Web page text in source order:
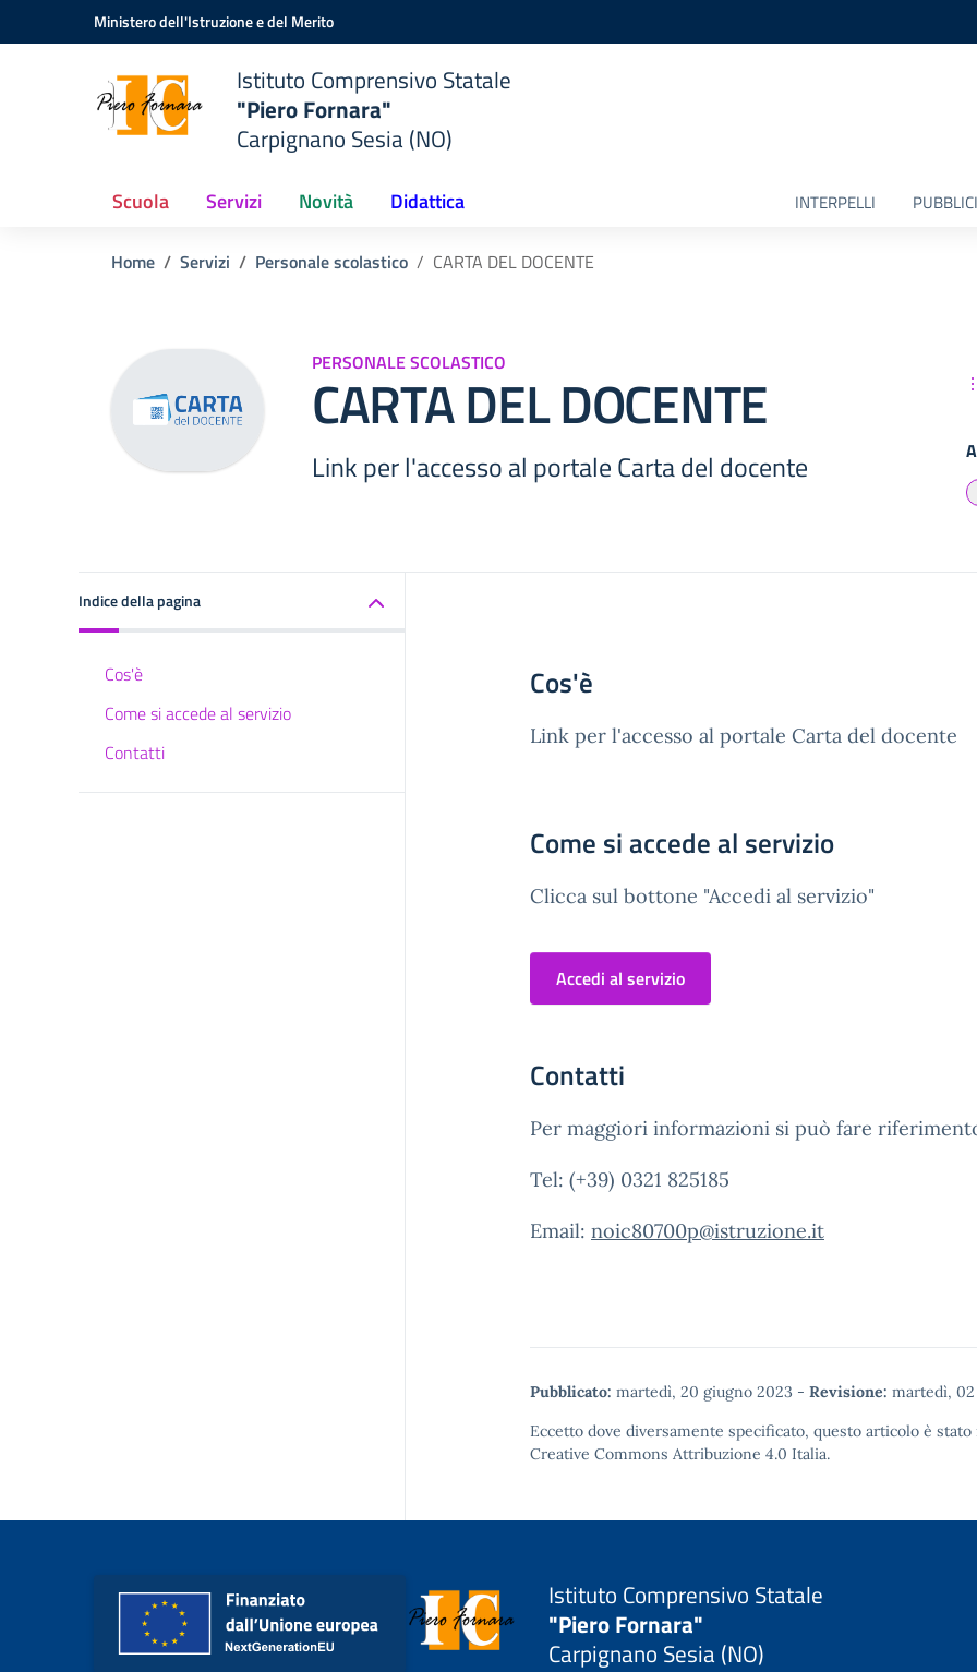
Vai ai contenuti
Vai al menu di navigazioneMinistero dell'Istruzione e del Merito
Istituto Comprensivo Statale
"Piero Fornara"
Carpignano Sesia (NO)
Scuola Servizi Novità Didattica INTERPELLI
Home Servizi Personale scolastico CARTA DEL DOCENTE
PERSONALE SCOLASTICO
CARTA DEL DOCENTE
Link per l'accesso al portale Carta del docente
Indice della pagina
Cos'è
Come si accede al servizio
Contatti
Cos'è
Link per l'accesso al portale Carta del docente
Come si accede al servizio
Clicca sul bottone "Accedi al servizio"
Accedi al servizio
Contatti
Per maggiori informazioni si può fare
Tel: (+39) 0321 825185
Email: noic80700p@istruzione.it
Pubblicato: martedì, 20 giugno 2023 - Revisione: martedì,
Eccetto dove diversamente specificato, questo articolo è
Creative Commons Attribuzione 4.0 Italia.
Istituto Comprensivo Statale
"Piero Fornara"
Carpignano Sesia (NO)